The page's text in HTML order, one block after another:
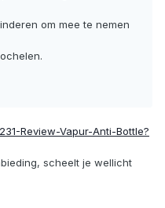
om mee te nemen
Review-Vapur-Anti-Bottle?
scheelt je wellicht